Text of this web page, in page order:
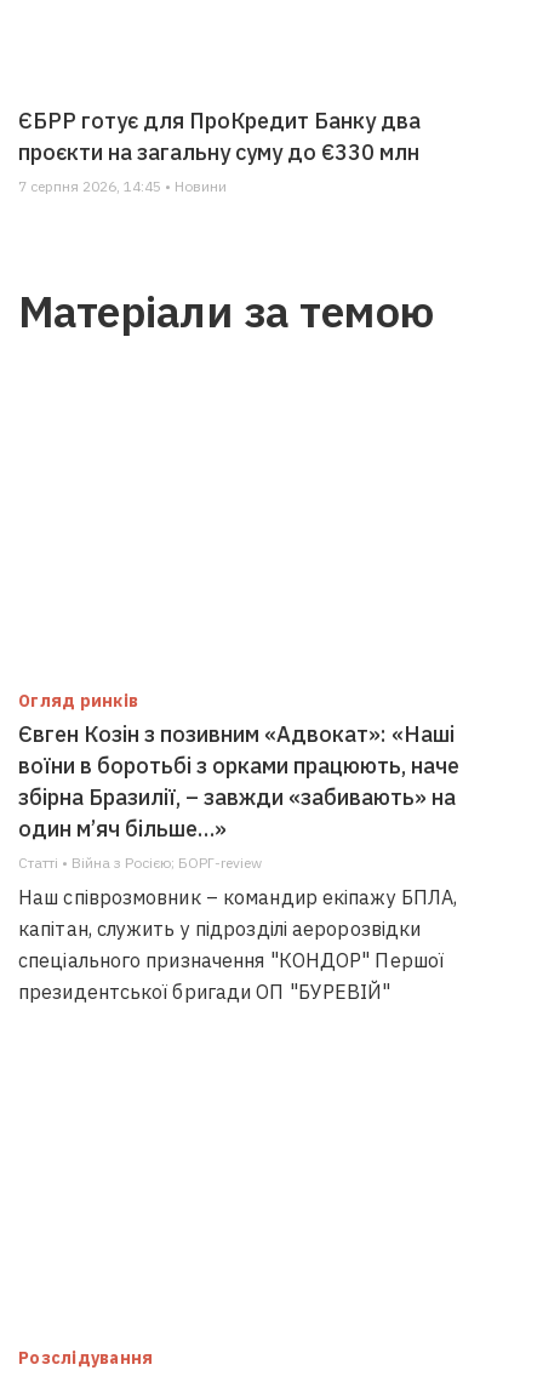
ЄБРР готує для ПроКредит Банку два
проєкти на загальну суму до €330 млн
7 серпня 2026, 14:45 • Новини
Матеріали за темою
Огляд ринків
Євген Козін з позивним «Адвокат»: «Наші
воїни в боротьбі з орками працюють, наче
збірна Бразилії, – завжди «забивають» на
один м’яч більше…»
Статті • Війна з Росією; БОРГ-review
Наш співрозмовник – командир екіпажу БПЛА,
капітан, служить у підрозділі аеророзвідки
спеціального призначення "КОНДОР" Першої
президентської бригади ОП "БУРЕВІЙ"
Розслідування